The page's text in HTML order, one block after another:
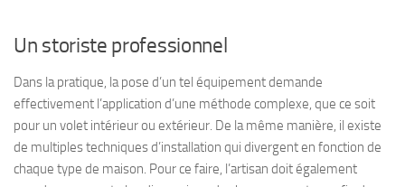
Un storiste professionnel
Dans la pratique, la pose d’un tel équipement demande
effectivement l’application d’une méthode complexe, que ce soit
pour un volet intérieur ou extérieur. De la même manière, il existe
de multiples techniques d’installation qui divergent en fonction de
chaque type de maison. Pour ce faire, l’artisan doit également